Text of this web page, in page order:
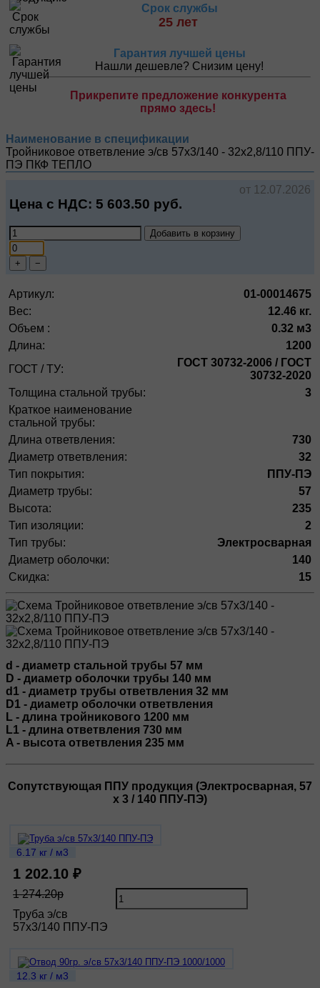
Срок службы
25 лет
Гарантия лучшей цены
Нашли дешевле? Снизим цену!
Прикрепите предложение конкурента
прямо здесь!
Наименование в спецификации
Тройниковое ответвление э/св 57х3/140 - 32х2,8/110 ППУ-
ПЭ ПКФ ТЕПЛО
от 12.07.2026
Цена с НДС: 5 603.50 руб.
Добавить в корзину
+ −
Артикул:
01-00014675
Вес:
12.46 кг.
Объем :
0.32 м3
Длина:
1200
ГОСТ / ТУ:
ГОСТ 30732-2006 / ГОСТ
30732-2020
Толщина стальной трубы:
3
Краткое наименование
стальной трубы:
Длина ответвления:
730
Диаметр ответвления:
32
Тип покрытия:
ППУ-ПЭ
Диаметр трубы:
57
Высота:
235
Тип изоляции:
2
Тип трубы:
Электросварная
Диаметр оболочки:
140
Скидка:
15
d - диаметр стальной трубы 57 мм
D - диаметр оболочки трубы 140 мм
d1 - диаметр трубы ответвления 32 мм
D1 - диаметр оболочки ответвления
L - длина тройникового 1200 мм
L1 - длина ответвления 730 мм
A - высота ответвления 235 мм
Сопутствующая ППУ продукция (Электросварная, 57
х 3 / 140 ППУ-ПЭ)
6.17 кг / м3
1 202.10 ₽
1 274.20р
Труба э/св
57х3/140 ППУ-ПЭ
12.3 кг / м3